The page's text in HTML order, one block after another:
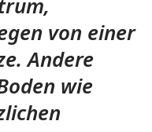
von einer
Andere
wie